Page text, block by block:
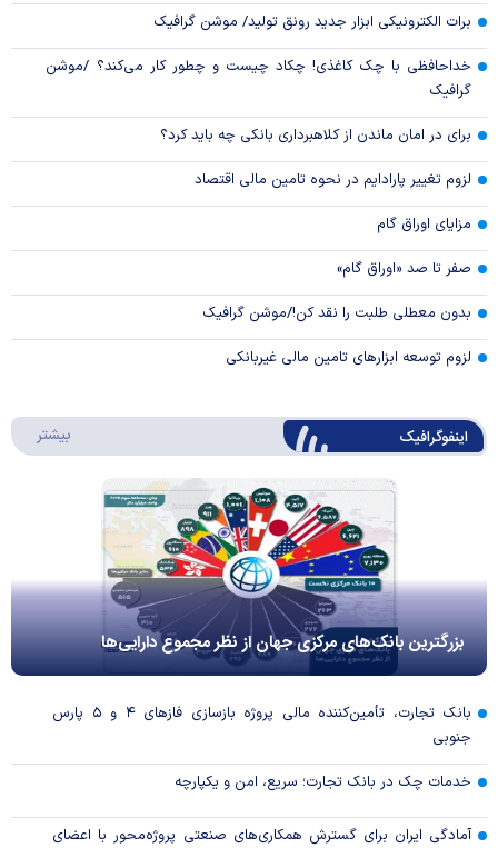
برات الکترونیکی ابزار جدید رونق تولید/ موشن گرافیک
خداحافظی با چک کاغذی! چکاد چیست و چطور کار می‌کند؟ /موشن
گرافیک
برای در امان ماندن از کلاهبرداری بانکی چه باید کرد؟
لزوم تغییر پارادایم در نحوه تامین مالی اقتصاد
مزایای اوراق گام
صفر تا صد «اوراق گام»
بدون معطلی طلبت را نقد کن!/موشن گرافیک
لزوم توسعه ابزارهای تامین مالی غیربانکی
اینفوگرافیک بیشتر
بزرگترین بانک‌های مرکزی جهان از نظر مجموع دارایی‌ها
بانک تجارت، تأمین‌کننده مالی پروژه بازسازی فاز‌های ۴ و ۵ پارس
جنوبی
خدمات چک در بانک تجارت؛ سریع، امن و یکپارچه
آمادگی ایران برای گسترش همکاری‌های صنعتی پروژه‌محور با اعضای